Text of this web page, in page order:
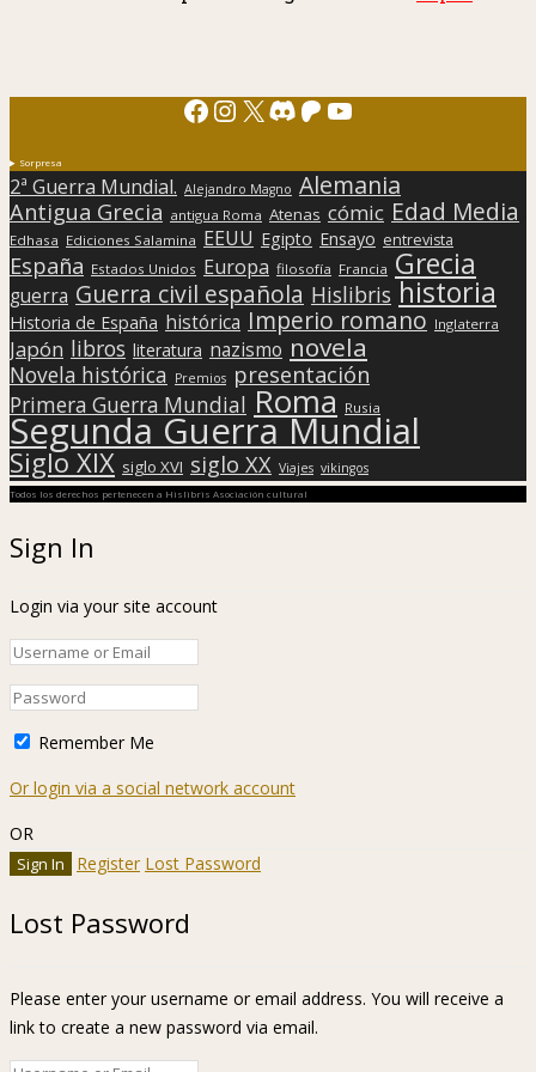
Facebook
Instagram
X Discord
Patreon
YouTube
Sorpresa
2ª Guerra Mundial. Alejandro Magno Alemania
Antigua Grecia antigua Roma Atenas cómic Edad Media
Edhasa Ediciones Salamina EEUU Egipto Ensayo entrevista
España Estados Unidos Europa filosofía Francia Grecia
guerra Guerra civil española Hislibris historia
Historia de España histórica Imperio romano Inglaterra
Japón libros literatura nazismo novela
Novela histórica Premios presentación
Primera Guerra Mundial Roma Rusia
Segunda Guerra Mundial
Siglo XIX siglo XVI siglo XX Viajes vikingos
Todos los derechos pertenecen a Hislibris Asociación cultural
Sign In
Login via your site account
Remember Me
Or login via a social network account
OR
Register Lost Password
Lost Password
Please enter your username or email address. You will receive a
link to create a new password via email.